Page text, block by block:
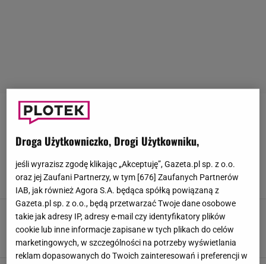
MAJA CHWALIŃSKA
Maja Chwalińska nie sądziła, że usłyszy na
nie..."
Alicja Wójcik, 28 CZERWCA 2026, 17:12
Maja Chwalińska skradła show przed samym
Wimbledonem. Jej nagranie jest hitem!
Weronika Zając,26 CZERWCA 2026, 13:51
Droga Użytkowniczko, Drogi Użytkowniku,
jeśli wyrazisz zgodę klikając „Akceptuję”, Gazeta.pl sp. z o.o.
oraz jej Zaufani Partnerzy, w tym [ 676 ] Zaufanych Partnerów
IAB, jak również Agora S.A. będąca spółką powiązaną z
Gazeta.pl sp. z o.o., będą przetwarzać Twoje dane osobowe
takie jak adresy IP, adresy e-mail czy identyfikatory plików
cookie lub inne informacje zapisane w tych plikach do celów
marketingowych, w szczególności na potrzeby wyświetlania
reklam dopasowanych do Twoich zainteresowań i preferencji w